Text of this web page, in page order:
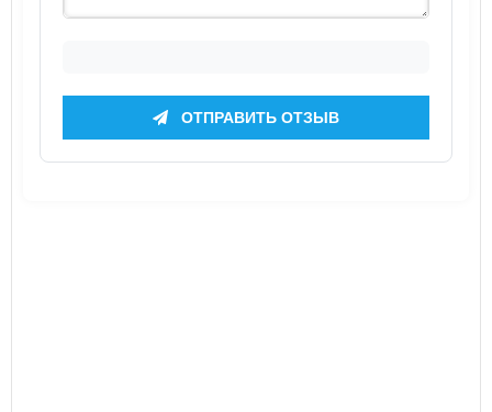
ОТПРАВИТЬ ОТЗЫВ